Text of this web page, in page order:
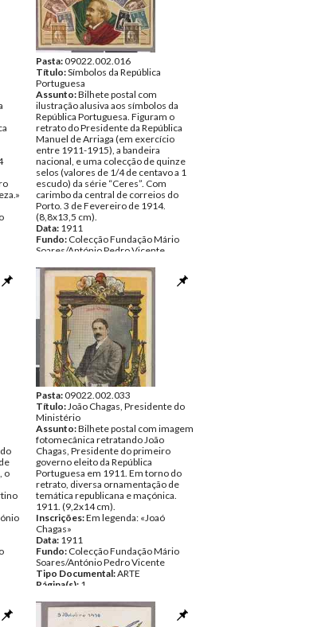
Pasta:09022.002.016
Título:Símbolos da República
Portuguesa
Assunto:Bilhete postal com
ilustração alusiva aos símbolos da
República Portuguesa. Figuram o
retrato do Presidente da República
Manuel de Arriaga (em exercício
entre 1911-1915), a bandeira
nacional, e uma colecção de quinze
selos (valores de 1/4 de centavo a 1
escudo) da série “Ceres”. Com
carimbo da central de correios do
Porto. 3 de Fevereiro de 1914.
(8,8x13,5 cm).
Data: 1911
Fundo: Colecção Fundação Mário
Soares/António Pedro Vicente
Página(s):1
o
Pasta:09022.002.033
Título:João Chagas, Presidente do
Ministério
Assunto:Bilhete postal com imagem
fotomecânica retratando João
Chagas, Presidente do primeiro
governo eleito da República
Portuguesa em 1911. Em torno do
retrato, diversa ornamentação de
temática republicana e maçónica.
1911. (9,2x14 cm).
Inscrições:Em legenda: «Joaó
Chagas»
Data: 1911
Fundo: Colecção Fundação Mário
Soares/António Pedro Vicente
Tipo Documental:ARTE
Página(s): 1